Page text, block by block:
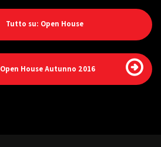
Tutto su: Open House
Open House Autunno 2016